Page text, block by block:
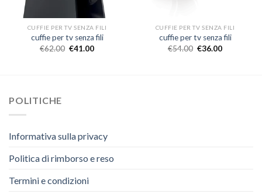
CUFFIE PER TV SENZA FILI
cuffie per tv senza fili
€62.00 €41.00
CUFFIE PER TV SENZA FILI
cuffie per tv senza fili
€54.00 €36.00
POLITICHE
Informativa sulla privacy
Politica di rimborso e reso
Termini e condizioni